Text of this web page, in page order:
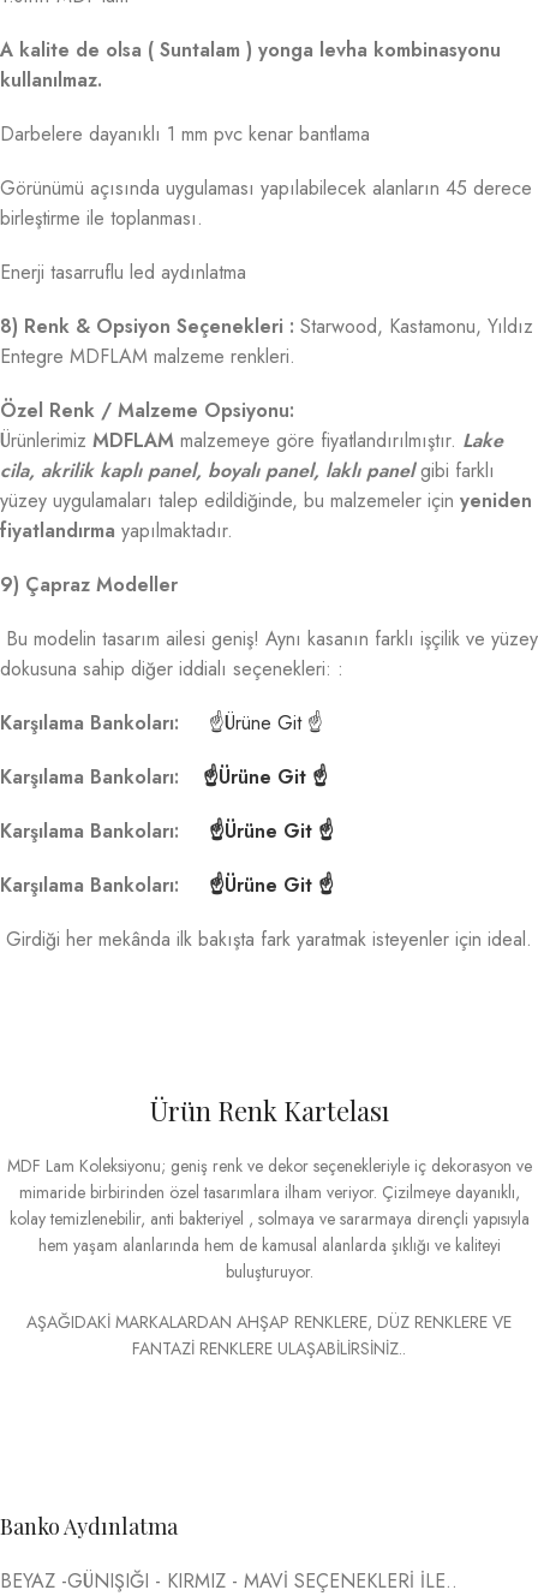
A kalite de olsa ( Suntalam ) yonga levha kombinasyonu
kullanılmaz.
Darbelere dayanıklı 1 mm pvc kenar bantlama
Görünümü açısında uygulaması yapılabilecek alanların 45 derece
birleştirme ile toplanması.
Enerji tasarruflu led aydınlatma
8) Renk & Opsiyon Seçenekleri : Starwood, Kastamonu, Yıldız
Entegre MDFLAM malzeme renkleri.
Özel Renk / Malzeme Opsiyonu:
Ürünlerimiz MDFLAM malzemeye göre fiyatlandırılmıştır. Lake
cila, akrilik kaplı panel, boyalı panel, laklı panel gibi farklı
yüzey uygulamaları talep edildiğinde, bu malzemeler için yeniden
fiyatlandırma yapılmaktadır.
9) Çapraz Modeller
Bu modelin tasarım ailesi geniş! Aynı kasanın farklı işçilik ve yüzey
dokusuna sahip diğer iddialı seçenekleri: :
Karşılama Bankoları:
☝Ürüne Git ☝
Karşılama Bankoları: ☝Ürüne Git ☝
Karşılama Bankoları: ☝Ürüne Git ☝
Karşılama Bankoları: ☝Ürüne Git ☝
Girdiği her mekânda ilk bakışta fark yaratmak isteyenler için ideal.
Ürün Renk Kartelası
MDF Lam Koleksiyonu; geniş renk ve dekor seçenekleriyle iç dekorasyon ve
mimaride birbirinden özel tasarımlara ilham veriyor. Çizilmeye dayanıklı,
kolay temizlenebilir, anti bakteriyel , solmaya ve sararmaya dirençli yapısıyla
hem yaşam alanlarında hem de kamusal alanlarda şıklığı ve kaliteyi
buluşturuyor.
AŞAĞIDAKİ MARKALARDAN AHŞAP RENKLERE, DÜZ RENKLERE VE
FANTAZİ RENKLERE ULAŞABİLİRSİNİZ..
Banko Aydınlatma
BEYAZ -GÜNIŞIĞI - KIRMIZ - MAVİ SEÇENEKLERİ İLE..